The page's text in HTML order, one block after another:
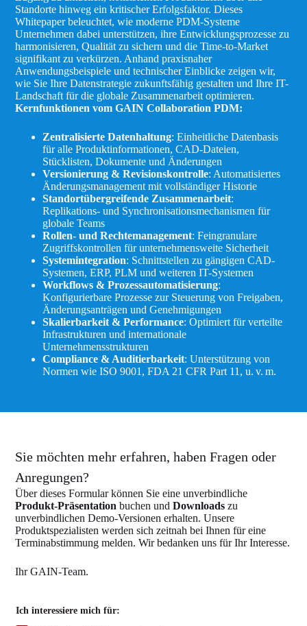
Standorte hinweg ein kritischer Erfolgsfaktor. Dieses
Whitepaper beleuchtet, wie moderne PDM-Systeme
Unternehmen dabei unterstützen, ihre Entwicklungsprozesse zu
harmonisieren, Qualität zu sichern und die Time-to-Market
signifikant zu verkürzen. Anhand praxisnaher
Anwendungsbeispiele und technischer Einblicke zeigen wir,
wie Sie Ihre Datenstrategie zukunftsfähig gestalten und Ihre IT-
Landschaft für die globale Zusammenarbeit optimieren.
Kernfunktionen vom GAIN Collaboration PDM:
Zentralisierte Datenhaltung: Einheitliche Datenbasis
für alle Produktinformationen, CAD-Dateien,
Stücklisten, Dokumente und Änderungen
Versionierung & Revisionskontrolle: Automatisiertes
Änderungsmanagement mit vollständiger Historie
Standortübergreifende Zusammenarbeit:
Replikations- und Synchronisationsmechanismen für
globale Teams
Rollen- und Rechtemanagement: Feingranulare
Zugriffskontrollen für unternehmensweite Sicherheit
Systemintegration: Schnittstellen zu gängigen CAD-
Systemen, ERP, PLM und weiteren IT-Systemen
Workflows & Prozessautomatisierung:
Konfigurierbare Prozesse zur Steuerung von Freigaben,
Änderungsanträgen und Genehmigungen
Skalierbarkeit & Performance: Optimiert für verteilte
Infrastrukturen und internationale
Unternehmensstrukturen
Compliance & Auditierbarkeit: Unterstützung von
Normen wie ISO 9001, FDA 21 CFR Part 11, u. v. m.
Sie möchten mehr erfahren, haben Fragen oder
Anregungen?
Über dieses Formular können Sie eine unverbindliche
Produkt-Präsentation buchen undDownloadszu
unverbindlichen Demo-Versionen erhalten. Unsere
Produktspezialisten werden sich zeitnah bei Ihnen für eine
Terminabstimmung melden. Wir bedanken uns für Ihr Interesse.
Ihr GAIN-Team.
Ich interessiere mich für: